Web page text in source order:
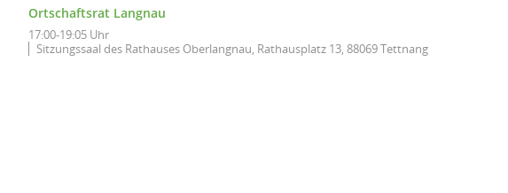
Ortschaftsrat Langnau
17:00-19:05 Uhr
Sitzungssaal des Rathauses Oberlangnau, Rathausplatz 13, 88069 Tettnang